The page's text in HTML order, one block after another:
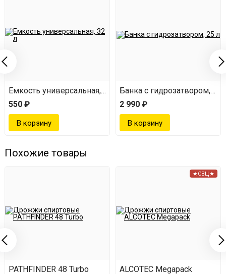
Емкость универсальная, 32 л
550 ₽
Банка с гидрозатвором, 25
2 990 ₽
Похожие товары
PATHFINDER 48 Turbo
★СВЦ★
ALCOTEC Megapack